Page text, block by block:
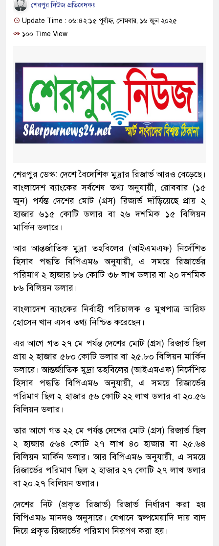
শেরপুর নিউজ প্রতিবেদকঃ
Update Time : ০৬:৪২:১৫ পূর্বাহ্ন, সোমবার, ১৬ জুন ২০২৫
১০০ Time View
শেরপুর ডেস্ক: দেশে বৈদেশিক মুদ্রার রিজার্ভ আরও বেড়েছে।
বাংলাদেশ ব্যাংকের সর্বশেষ তথ্য অনুযায়ী, রোববার (১৫
জুন) পর্যন্ত দেশের মোট (গ্রস) রিজার্ভ দাঁড়িয়েছে প্রায় ২
হাজার ৬১৫ কোটি ডলার বা ২৬ দশমিক ১৫ বিলিয়ন
মার্কিন ডলারে।
আর আন্তর্জাতিক মুদ্রা তহবিলের (আইএমএফ) নির্দেশিত
হিসাব পদ্ধতি বিপিএম৬ অনুযায়ী, এ সময়ে রিজার্ভের
পরিমাণ ২ হাজার ৮৬ কোটি ৩৮ লাখ ডলার বা ২০ দশমিক
৮৬ বিলিয়ন ডলার।
বাংলাদেশ ব্যাংকের নির্বাহী পরিচালক ও মুখপাত্র আরিফ
হোসেন খান এসব তথ্য নিশ্চিত করেছেন।
এর আগে গত ২৭ মে পর্যন্ত দেশের মোট (গ্রস) রিজার্ভ ছিল
প্রায় ২ হাজার ৫৮০ কোটি ডলার বা ২৫.৮০ বিলিয়ন মার্কিন
ডলারে। আন্তর্জাতিক মুদ্রা তহবিলের (আইএমএফ) নির্দেশিত
হিসাব পদ্ধতি বিপিএম৬ অনুযায়ী, এ সময়ে রিজার্ভের
পরিমাণ ছিল ২ হাজার ৫৬ কোটি ২২ লাখ ডলার বা ২০.৫৬
বিলিয়ন ডলার।
তার আগে গত ২২ মে পর্যন্ত দেশের মোট (গ্রস) রিজার্ভ ছিল
২ হাজার ৫৬৪ কোটি ২৭ লাখ ৪০ হাজার বা ২৫.৬৪
বিলিয়ন মার্কিন ডলার। আর বিপিএম৬ অনুযায়ী, এ সময়ে
রিজার্ভের পরিমাণ ছিল ২ হাজার ২৭ কোটি ২৭ লাখ ডলার
বা ২০.২৭ বিলিয়ন ডলার।
দেশের নিট (প্রকৃত রিজার্ভ) রিজার্ভ নির্ধারণ করা হয়
বিপিএম৬ মানদণ্ড অনুসারে। যেখানে স্বল্পমেয়াদি দায় বাদ
দিয়ে প্রকৃত রিজার্ভের পরিমাণ নিরূপণ করা হয়।